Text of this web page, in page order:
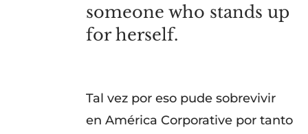
someone who stands up
for herself.
Tal vez por eso pude sobrevivir
en América Corporative por tanto